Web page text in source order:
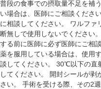
普段の食事での摂取量不足を補
い場合は、医師にご相談くださ
に相談してください。 ワルファ
断無しで使用しないでください
する前に医師に必ず医師にご相
薬を服用している場合は、使用
談してください。 30℃以下の直
してください。 開封シールが
さい。 手術を受ける際、その2